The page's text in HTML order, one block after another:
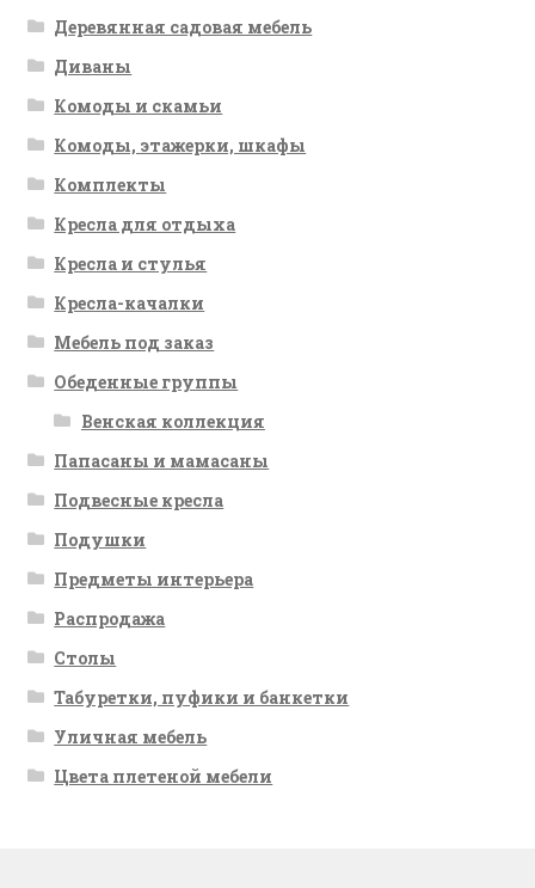
Деревянная садовая мебель
Диваны
Комоды и скамьи
Комоды, этажерки, шкафы
Комплекты
Кресла для отдыха
Кресла и стулья
Кресла-качалки
Мебель под заказ
Обеденные группы
Венская коллекция
Папасаны и мамасаны
Подвесные кресла
Подушки
Предметы интерьера
Распродажа
Столы
Табуретки, пуфики и банкетки
Уличная мебель
Цвета плетеной мебели